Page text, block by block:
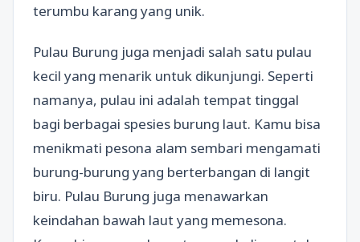
terumbu karang yang unik.
Pulau Burung juga menjadi salah satu pulau
kecil yang menarik untuk dikunjungi. Seperti
namanya, pulau ini adalah tempat tinggal
bagi berbagai spesies burung laut. Kamu bisa
menikmati pesona alam sembari mengamati
burung-burung yang berterbangan di langit
biru. Pulau Burung juga menawarkan
keindahan bawah laut yang memesona.